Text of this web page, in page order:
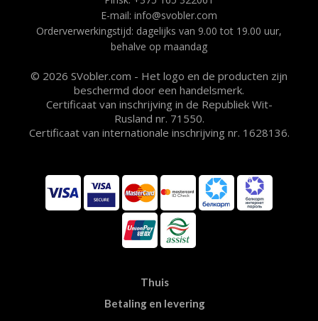
E-mail: info@svobler.com
Orderverwerkingstijd: dagelijks van 9.00 tot 19.00 uur,
behalve op maandag
© 2026 SVobler.com - Het logo en de producten zijn
beschermd door een handelsmerk.
Certificaat van inschrijving in de Republiek Wit-
Rusland nr. 71550.
Certificaat van internationale inschrijving nr. 1628136.
Thuis
Betaling en levering